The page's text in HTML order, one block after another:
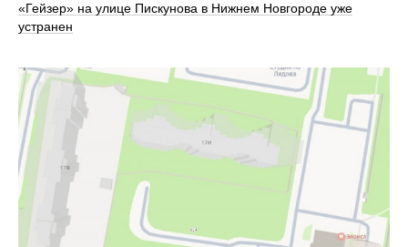
«Гейзер» на улице Пискунова в Нижнем Новгороде уже
устранен